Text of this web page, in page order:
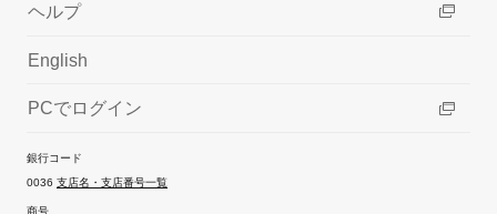
ヘルプ
English
PCでログイン
銀行コード
0036 支店名・支店番号一覧
商号